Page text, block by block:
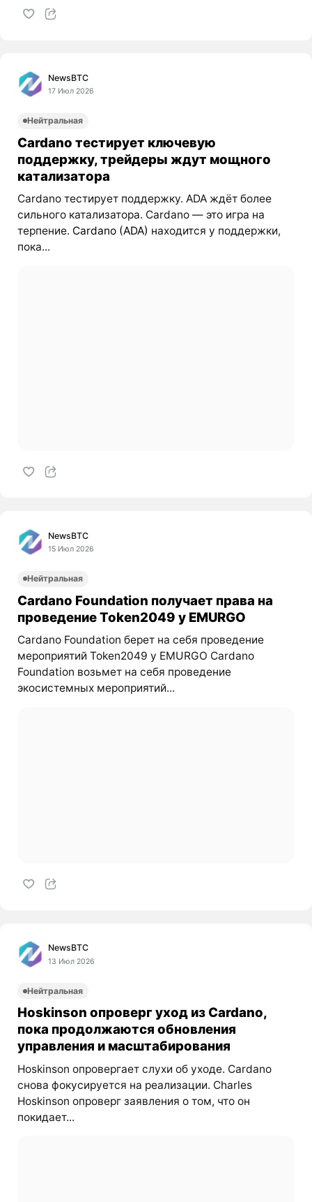
NewsBTC
17 Июл 2026
Нейтральная
Cardano тестирует ключевую
поддержку, трейдеры ждут мощного
катализатора
Cardano тестирует поддержку. ADA ждёт более
сильного катализатора. Cardano — это игра на
терпение. Cardano (ADA) находится у поддержки,
пока...
NewsBTC
15 Июл 2026
Нейтральная
Cardano Foundation получает права на
проведение Token2049 у EMURGO
Cardano Foundation берет на себя проведение
мероприятий Token2049 у EMURGO Cardano
Foundation возьмет на себя проведение
экосистемных мероприятий...
NewsBTC
13 Июл 2026
Нейтральная
Hoskinson опроверг уход из Cardano,
пока продолжаются обновления
управления и масштабирования
Hoskinson опровергает слухи об уходе. Cardano
снова фокусируется на реализации. Charles
Hoskinson опроверг заявления о том, что он
покидает...